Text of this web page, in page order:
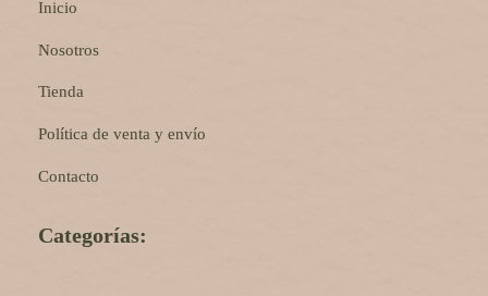
Inicio
Nosotros
Tienda
Política de venta y envío
Contacto
Categorías: